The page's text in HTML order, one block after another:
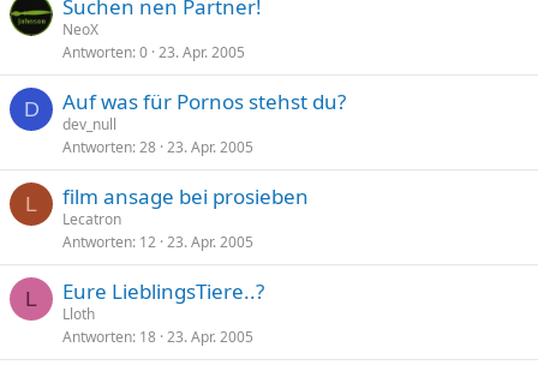
Suchen nen Partner!
NeoX
Antworten 0 23. Apr. 2005
D Auf was für Pornos stehst du?
dev_null
Antworten 28 23. Apr. 2005
L film ansage bei prosieben
Lecatron
Antworten 12 23. Apr. 2005
L Eure LieblingsTiere..?
Lloth
Antworten 18 23. Apr. 2005